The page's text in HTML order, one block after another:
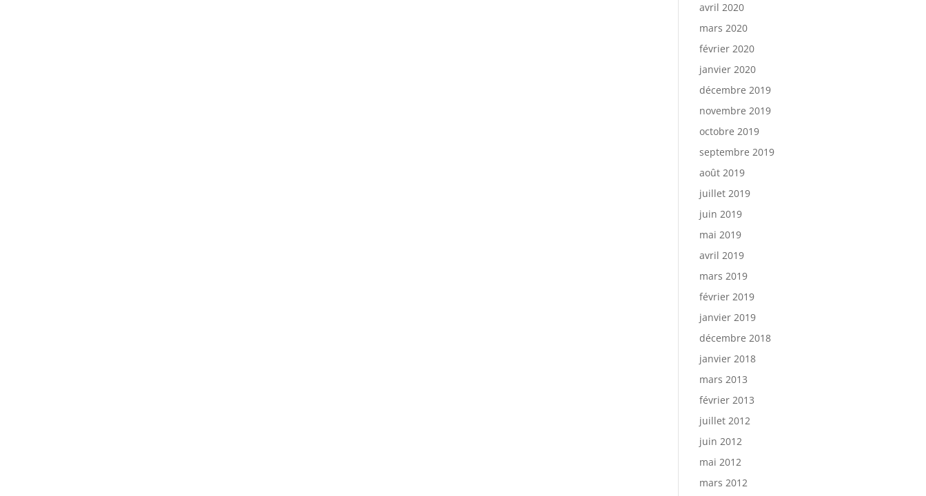
avril 2020
mars 2020
février 2020
janvier 2020
décembre 2019
novembre 2019
octobre 2019
septembre 2019
août 2019
juillet 2019
juin 2019
mai 2019
avril 2019
mars 2019
février 2019
janvier 2019
décembre 2018
janvier 2018
mars 2013
février 2013
juillet 2012
juin 2012
mai 2012
mars 2012